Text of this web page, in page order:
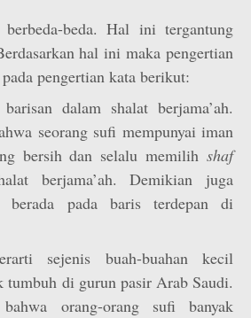
berbeda-beda. Hal ini tergantung
hal ini maka pengertian
pengertian kata berikut:
dalam shalat berjama’ah.
seorang sufi mempunyai iman
bersih dan selalu memilih shaf
berjama’ah. Demikian juga
berada pada baris terdepan di
sejenis buah-buahan kecil
tumbuh di gurun pasir Arab Saudi.
orang-orang sufi banyak